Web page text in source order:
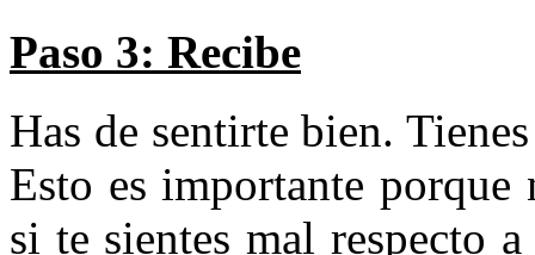
Paso 3: Recibe
Has de sentirte bien.
Esto es importante porque
si te sientes mal respecto